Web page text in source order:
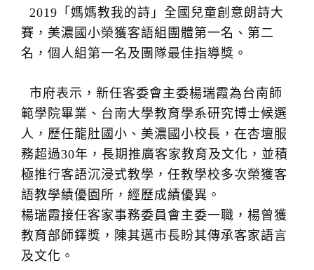
2019「媽媽教我的詩」全國兒童創意朗詩大
賽，美濃國小榮獲客語組團體第一名、第二
名，個人組第一名及團隊最佳指導獎。
市府表示，新任客委會主委楊瑞霞為台南師
範學院畢業、台南大學教育學系研究博士候選
人，歷任龍肚國小、美濃國小校長，在杏壇服
務超過30年，長期推廣客家教育及文化，並積
極推行客語沉浸式教學，任教學校多次榮獲客
語教學績優園所，經歷成績優異。
楊瑞霞接任客家事務委員會主委一職，楊曾獲
教育部師鐸獎，陳其邁市長盼其傳承客家語言
及文化。